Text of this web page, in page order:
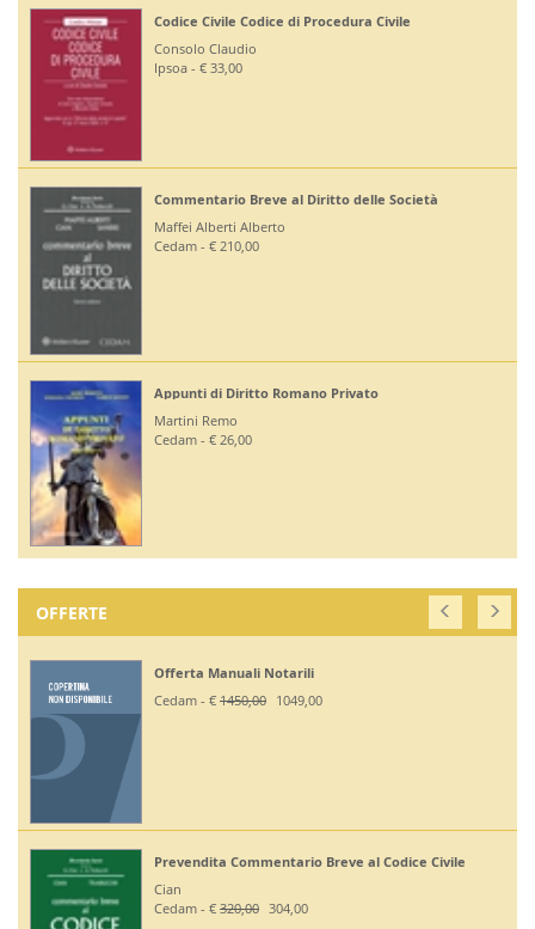
Codice Civile Codice di Procedura Civile
Consolo Claudio
Ipsoa - € 33,00
Commentario Breve al Diritto delle Società
Maffei Alberti Alberto
Cedam - € 210,00
Appunti di Diritto Romano Privato
Martini Remo
Cedam - € 26,00
OFFERTE
Offerta Manuali Notarili
Cedam - € 1450,00 1049,00
Prevendita Commentario Breve al Codice Civile
Cian
Cedam - € 320,00 304,00